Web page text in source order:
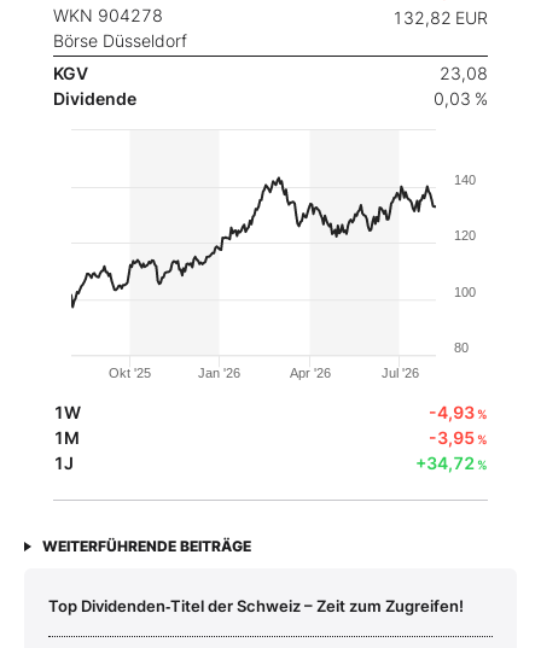
WKN 904278
Börse Düsseldorf
132,82 EUR
KGV
23,08
Dividende
0,03 %
Okt '25 Jan '26 Apr '26 Jul '26
80
100
120
140
1W -4,93%
1M -3,95%
1J +34,72%
WEITERFÜHRENDE BEITRÄGE
Top Dividenden‑Titel der Schweiz – Zeit zum Zugreifen!